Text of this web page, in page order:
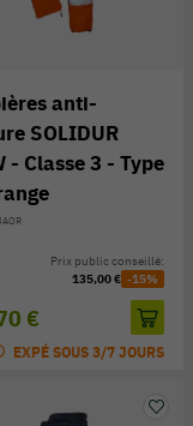
anti-
SOLIDUR
- Classe 3 - Type
€
Prix public conseillé:
135,00 € -15%
EXPÉ SOUS 3/7 JOURS